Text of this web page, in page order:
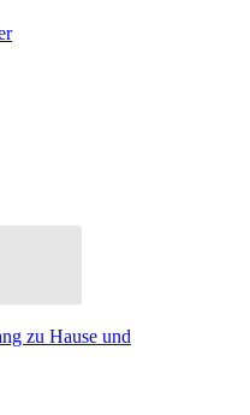
zu Hause und